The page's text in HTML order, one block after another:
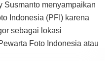
Susmanto menyampaikan
Indonesia (PFI) karena
sebagai lokasi
Foto Indonesia atau